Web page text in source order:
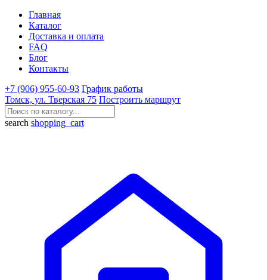
Главная
Каталог
Доставка и оплата
FAQ
Блог
Контакты
+7 (906) 955-60-93 График работы
Томск, ул. Тверская 75 Построить маршрут
search shopping_cart